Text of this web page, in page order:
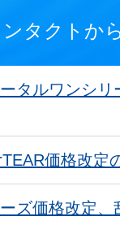
タクトか
タルワンシ
価格改定
ズ価格改定